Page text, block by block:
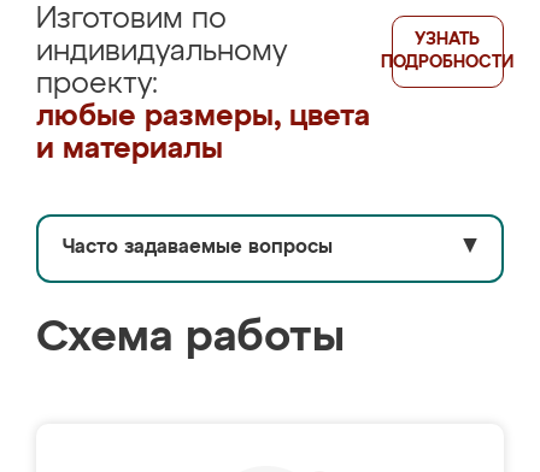
Изготовим по
индивидуальному
проекту:
любые размеры, цвета
и материалы
УЗНАТЬ
ПОДРОБНОСТИ
Часто задаваемые вопросы ▼
Схема работы